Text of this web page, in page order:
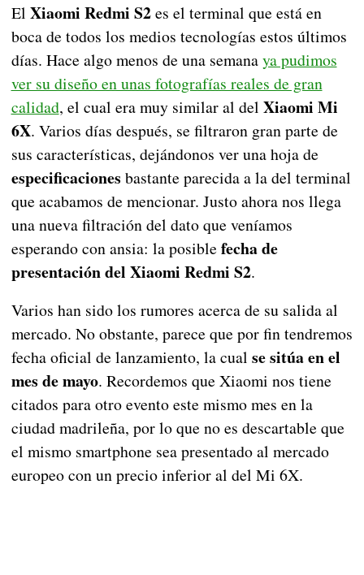
El Xiaomi Redmi S2es el terminal que está en
boca de todos los medios tecnologías estos últimos
días. Hace algo menos de una semanaya pudimos
ver su diseño en unas fotografías reales de gran
calidad, el cual era muy similar al del Xiaomi Mi
6X. Varios días después, se filtraron gran parte de
sus características, dejándonos ver una hoja de
especificaciones bastante parecida a la del terminal
que acabamos de mencionar. Justo ahora nos llega
una nueva filtración del dato que veníamos
esperando con ansia: la posible fecha de
presentación del Xiaomi Redmi S2.
Varios han sido los rumores acerca de su salida al
mercado. No obstante, parece que por fin tendremos
fecha oficial de lanzamiento, la cual se sitúa en el
mes de mayo. Recordemos que Xiaomi nos tiene
citados para otro evento este mismo mes en la
ciudad madrileña, por lo que no es descartable que
el mismo smartphone sea presentado al mercado
europeo con un precio inferior al del Mi 6X.